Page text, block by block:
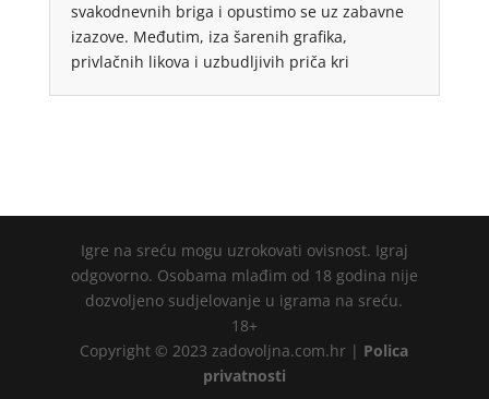
svakodnevnih briga i opustimo se uz zabavne
izazove. Međutim, iza šarenih grafika,
privlačnih likova i uzbudljivih priča kri
Igre na sreću mogu uzrokovati ovisnost. Igraj
odgovorno. Osobama mlađim od 18 godina nije
dozvoljeno sudjelovanje u igrama na sreću.
18+
Copyright © 2023 zadovoljna.com.hr | Polica
privatnosti